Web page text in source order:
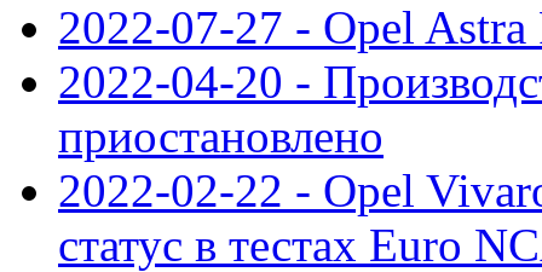
2022-07-27 - Opel
2022-04-20 -
приостановлено
2022-02-22 - Opel
статус в тестах Euro